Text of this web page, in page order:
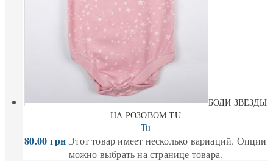
БОДИ ЗВЕЗДЫ
НА РОЗОВОМ TU
Tu
80.00грн Этот товар имеет несколько вариаций. Опции
можно выбрать на странице товара.